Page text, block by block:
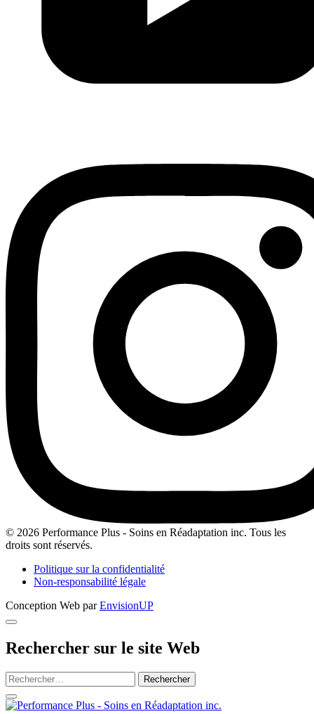
Instagram
© 2026 Performance Plus - Soins en Réadaptation inc. Tous les
droits sont réservés.
Politique sur la confidentialité
Non-responsabilité légale
Conception Web parEnvisionUP
Rechercher sur le site Web
Rechercher :
Performance